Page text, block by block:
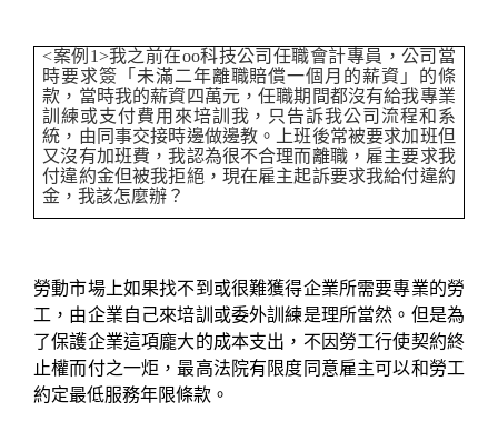
<案例 1>我之前在oo科技公司任職會計專員，公司當
時要求簽「未滿二年離職賠償一個月的薪資」的條
款，當時我的薪資四萬元，任職期間都沒有給我專業
訓練或支付費用來培訓我，只告訴我公司流程和系
統，由同事交接時邊做邊教。上班後常被要求加班但
又沒有加班費，我認為很不合理而離職，雇主要求我
付違約金但被我拒絕，現在雇主起訴要求我給付違約
金，我該怎麼辦？
勞動市場上如果找不到或很難獲得企業所需要專業的勞
工，由企業自己來培訓或委外訓練是理所當然。但是為
了保護企業這項龐大的成本支出，不因勞工行使契約終
止權而付之一炬，最高法院有限度同意雇主可以和勞工
約定最低服務年限條款。